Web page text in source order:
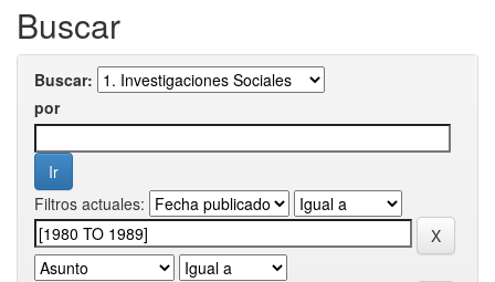
Buscar
Buscar:
por
Filtros actuales: